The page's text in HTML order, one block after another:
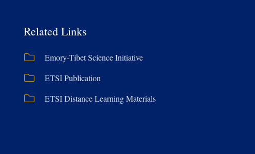
Related Links
Emory-Tibet Science Initiative
ETSI Publication
ETSI Distance Learning Materials